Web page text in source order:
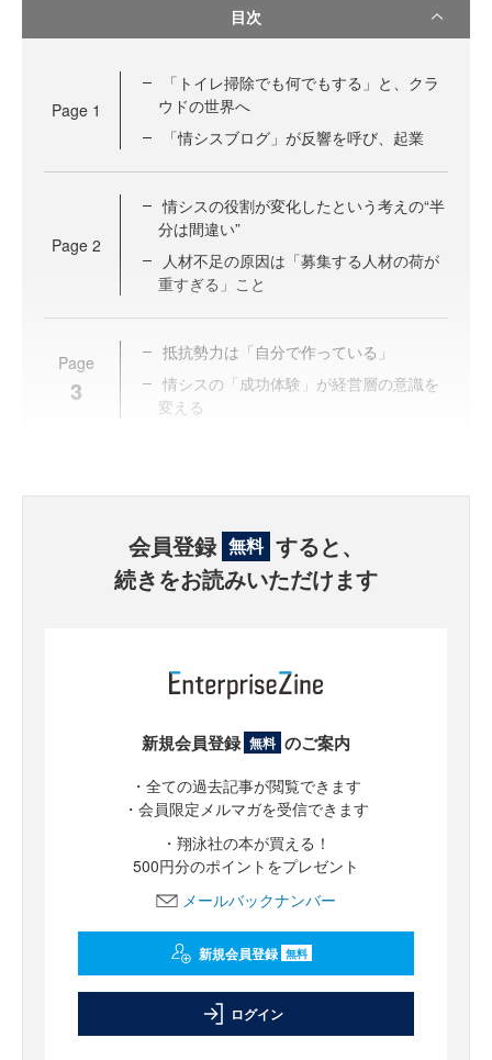
目次
Page 1
「トイレ掃除でも何でもする」と、クラ
ウドの世界へ
「情シスブログ」が反響を呼び、起業
Page 2
情シスの役割が変化したという考えの“半
分は間違い”
人材不足の原因は「募集する人材の荷が
重すぎる」こと
Page
3
抵抗勢力は「自分で作っている」
情シスの「成功体験」が経営層の意識を
変える
会員登録 無料 すると、
続きをお読みいただけます
新規会員登録 無料 のご案内
・全ての過去記事が閲覧できます
・会員限定メルマガを受信できます
・翔泳社の本が買える！
500円分のポイントをプレゼント
メールバックナンバー
新規会員登録 無料
ログイン